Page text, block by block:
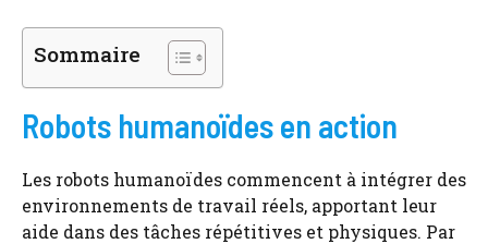
Sommaire
Robots humanoïdes en action
Les robots humanoïdes commencent à intégrer des
environnements de travail réels, apportant leur
aide dans des tâches répétitives et physiques. Par